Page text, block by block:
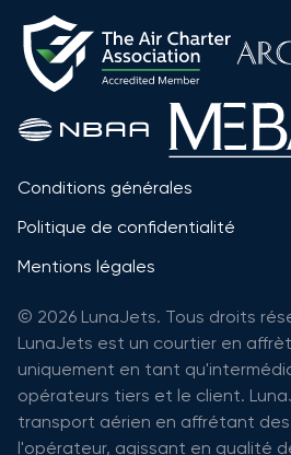
Conditions générales
Politique de confidentialité
Mentions légales
© 2026 LunaJets. Tous droits
LunaJets est un courtier en
uniquement en tant
opérateurs tiers et le client.
transport aérien en affrétant
l'opérateur, agissant en qualité